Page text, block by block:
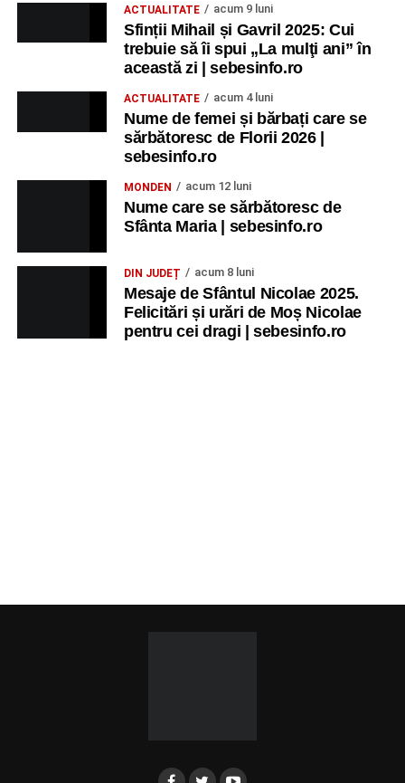
ACTUALITATE acum 9 luni
Sfinții Mihail și Gavril 2025: Cui
trebuie să îi spui „La mulţi ani” în
această zi | sebesinfo.ro
ACTUALITATE acum 4 luni
Nume de femei și bărbați care se
sărbătoresc de Florii 2026 |
sebesinfo.ro
MONDEN acum 12 luni
Nume care se sărbătoresc de
Sfânta Maria | sebesinfo.ro
DIN JUDEȚ acum 8 luni
Mesaje de Sfântul Nicolae 2025.
Felicitări și urări de Moș Nicolae
pentru cei dragi | sebesinfo.ro